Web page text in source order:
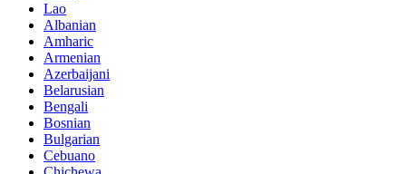
Lao
Albanian
Amharic
Armenian
Azerbaijani
Belarusian
Bengali
Bosnian
Bulgarian
Cebuano